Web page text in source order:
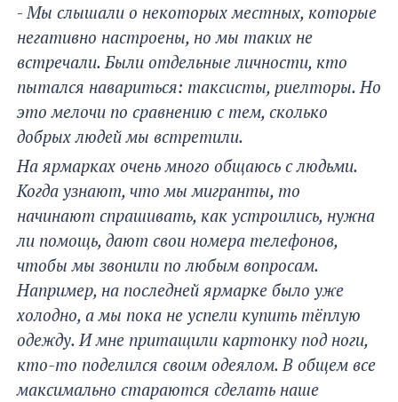
-Мы слышали о некоторых местных, которые
негативно настроены, но мы таких не
встречали. Были отдельные личности, кто
пытался навариться: таксисты, риелторы. Но
это мелочи по сравнению с тем, сколько
добрых людей мы встретили.
На ярмарках очень много общаюсь с людьми.
Когда узнают, что мы мигранты, то
начинают спрашивать, как устроились, нужна
ли помощь, дают свои номера телефонов,
чтобы мы звонили по любым вопросам.
Например, на последней ярмарке было уже
холодно, а мы пока не успели купить тёплую
одежду. И мне притащили картонку под ноги,
кто-то поделился своим одеялом. В общем все
максимально стараются сделать наше